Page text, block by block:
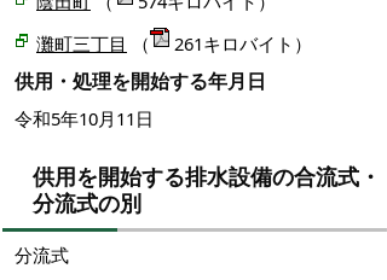
灘町三丁目
（ 261キロバイト）
供用・処理を開始する年月日
令和5年10月11日
供用を開始する排水設備の合流式・
分流式の別
分流式